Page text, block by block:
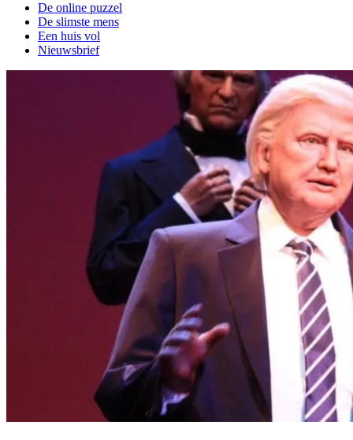
De online puzzel
De slimste mens
Een huis vol
Nieuwsbrief